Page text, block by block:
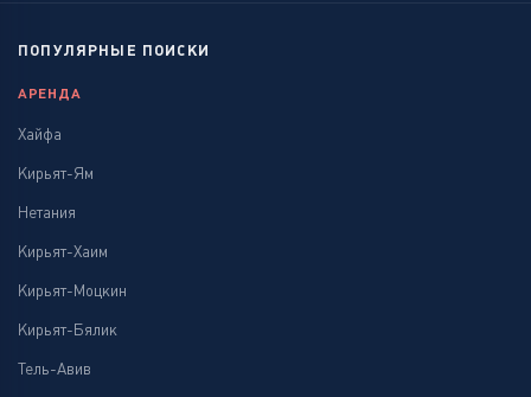
ПОПУЛЯРНЫЕ ПОИСКИ
АРЕНДА
Хайфа
Кирьят-Ям
Нетания
Кирьят-Хаим
Кирьят-Моцкин
Кирьят-Бялик
Тель-Авив